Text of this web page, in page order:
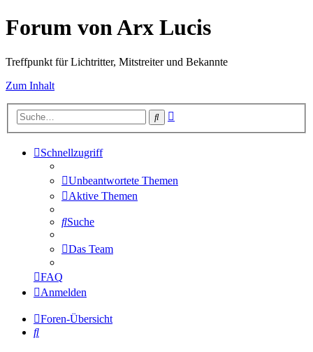
Forum von Arx Lucis
Treffpunkt für Lichtritter, Mitstreiter und Bekannte
Zum Inhalt
Suche
Schnellzugriff
Unbeantwortete Themen
Aktive Themen
Suche
Das Team
FAQ
Anmelden
Foren-Übersicht
Suche